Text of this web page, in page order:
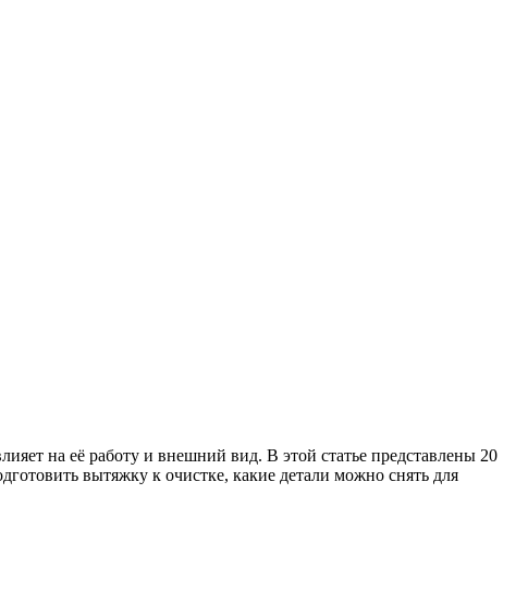
на её работу и внешний вид. В этой статье представлены 20
вытяжку к очистке, какие детали можно снять для